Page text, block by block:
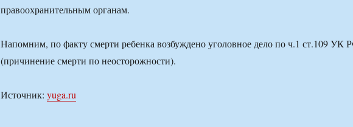
правоохранительным органам.
Напомним, по факту смерти ребенка возбуждено уголовное дело по ч.1 ст.109 УК
(причинение смерти по неосторожности).
Источник: yuga.ru